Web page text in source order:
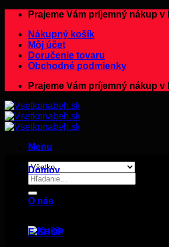
Preskočiť
obsah
Prajeme Vám príjemný nákup
Nákupný košík
Môj účet
Doručenie tovaru
Obchodné podmienky
Prajeme Vám príjemný nákup
Menu
Hľadať:
Domov
O nás
E-SHOP